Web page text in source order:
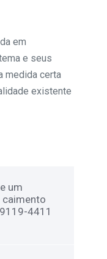
em
e seus
medida certa
existente
um
caimento
4411